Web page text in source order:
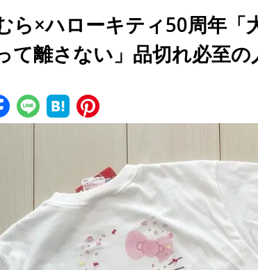
ら×ハローキティ50周年「
て離さない」品切れ必至